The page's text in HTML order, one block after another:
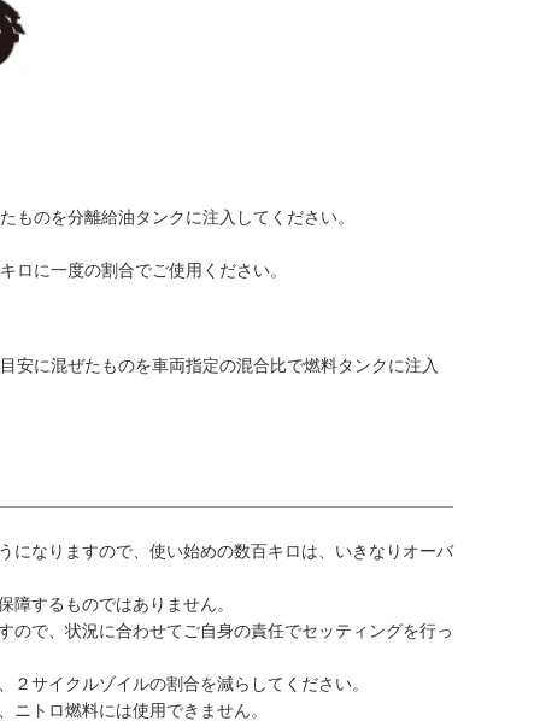
のを分離給油タンクに注入してください。
ロに一度の割合でご使用ください。
安に混ぜたものを車両指定の混合比で燃料タンクに注入
なりますので、使い始めの数百キロは、いきなりオーバ
するものではありません。
で、状況に合わせてご自身の責任でセッティングを行っ
サイクルゾイルの割合を減らしてください。
トロ燃料には使用できません。